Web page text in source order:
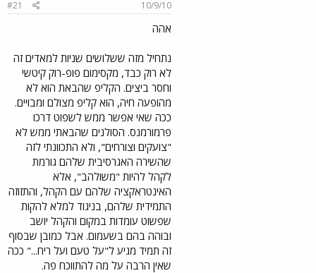
10/9/10
#21
אהה
נתחיל מזה ששלושים שניות למאדים זה
לא רוק כבד, מקסימום פופ-רוק קיטשי
וחסר ביצים. הקליפ שהבאת הוא לא
מהופעה חיה, הוא קליפ מצולם ומבויים.
ככה שאי אפשר ממש לשפוט דרכו
פרמורמנס. הסולנים שהבאתי ממש לא
"צועקים וצורחים", ולא התכוונתי לזה
שהשירה האגרסיבית שלהם גורמת
לקהל להיות "משולהב", אלא
האינטראקציה שלהם עם הקהל, והתזוזה
התמידית שלהם, בניגוד למלא להקות
שפשוט עומדות במקום והקהל יושב
ובוהה בהם בשעמום. אבל כמובן שבסוף
זה תמיד מגיע ל"על טעם ועל ריח..." ככה
שאין הרבה על מה להתווכח פה.